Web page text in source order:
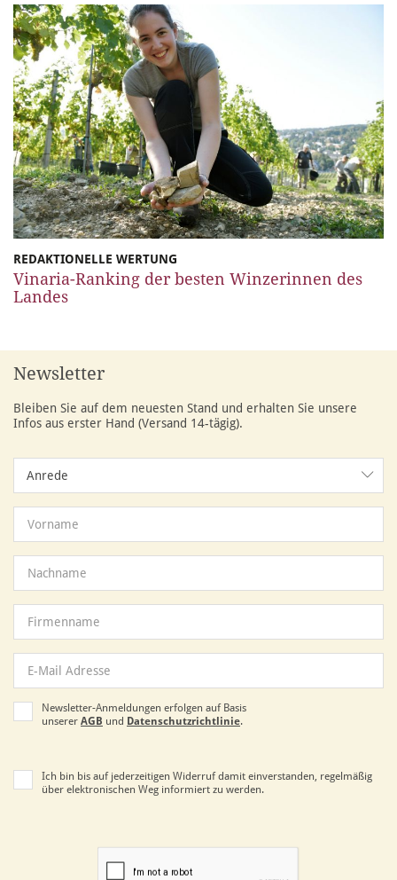
REDAKTIONELLE WERTUNG
Vinaria-Ranking der besten Winzerinnen des
Landes
Newsletter
Bleiben Sie auf dem neuesten Stand und erhalten Sie unsere
Infos aus erster Hand (Versand 14-tägig).
Anrede
Newsletter-Anmeldungen erfolgen auf Basis
unserer AGB und Datenschutzrichtlinie.
Ich bin bis auf jederzeitigen Widerruf damit einverstanden, regelmäßig
über elektronischen Weg informiert zu werden.